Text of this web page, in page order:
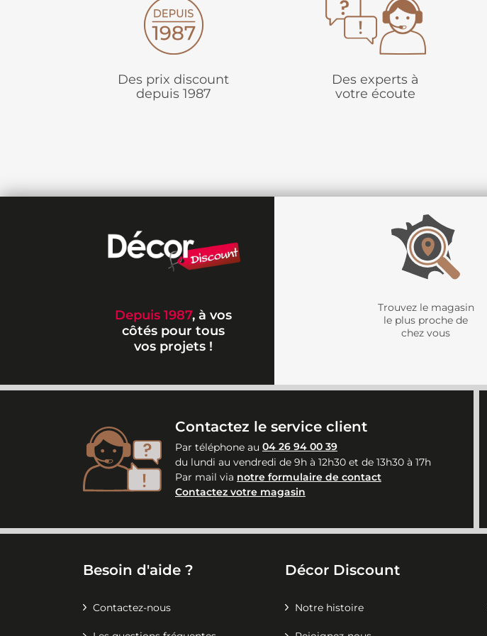
Des prix discount
depuis 1987
Des experts à
votre écoute
Depuis 1987, à vos
côtés pour tous
vos projets !
Trouvez le magasin
le plus proche de
chez vous
Contactez le service client
Par téléphone au 04 26 94 00 39
du lundi au vendredi de 9h à 12h30 et de 13h30 à 17h
Par mail via notre formulaire de contact
Contactez votre magasin
Besoin d'aide ?
Contactez-nous
Décor Discount
Notre histoire